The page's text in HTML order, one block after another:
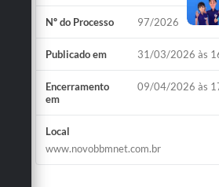
Nº do Processo 97/2026
Publicado em 31/03/2026 às
Encerramento
em
09/04/2026 às
Local
www.novobbmnet.com.br